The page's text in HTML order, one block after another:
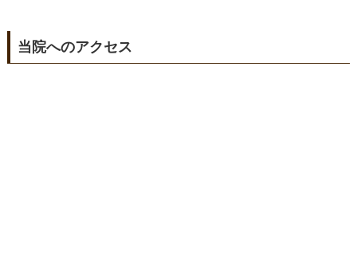
当院へのアクセス